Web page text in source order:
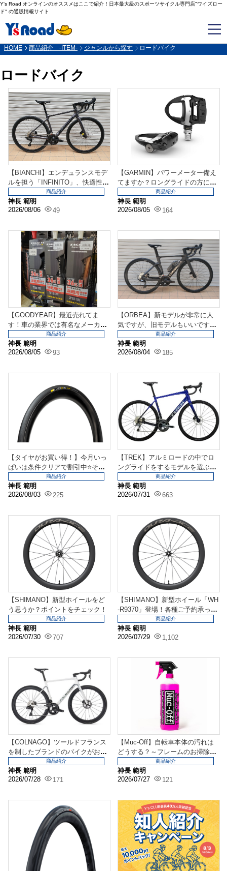
Y's Road オンラインのオススメはここで紹介！日本最大級のスポーツサイクル専門店"ワイズロー
ド" の通販情報サイト
HOME 商品紹介 -ITEM- ジャンルから探す ロードバイク
ロードバイク
【BIANCHI】エンデュランスモデ
ルを担う「INFINITO」、快適性を
神長 範明
2026/08/06
49
商品紹介
【GARMIN】パワーメーター備え
てますか？ロングライドの方にも
お勧めしたい「R...
神長 範明
2026/08/05
164
商品紹介
【GOODYEAR】最近売れてま
す！車の業界では有名なメーカー
もワイズロードで取...
神長 範明
2026/08/05
93
商品紹介
【ORBEA】新モデルが非常に人
気ですが、旧モデルもいいです
よ。エアロロード「O...
神長 範明
2026/08/04
185
商品紹介
【タイヤがお買い得！】今月いっ
ぱいは条件クリアで割引中⭐そろ
そろ交換の方もGET...
神長 範明
2026/08/03
225
商品紹介
【TREK】アルミロードの中でロ
ングライドをするモデルを選ぶな
ら。新しくなったD...
神長 範明
2026/07/31
663
商品紹介
【SHIMANO】新型ホイールをど
う思うか？ポイントをチェック！
神長 範明
2026/07/30
707
商品紹介
【SHIMANO】新型ホイール「WH
-R9370」登場！各種ご予約承って
神長 範明
2026/07/29
1,102
商品紹介
【COLNAGO】ツールドフランス
を制したブランドのバイクがお買
神長 範明
2026/07/28
171
商品紹介
【Muc-Off】自転車本体の汚れは
どうする？～フレームのお掃除用
神長 範明
2026/07/27
121
商品紹介